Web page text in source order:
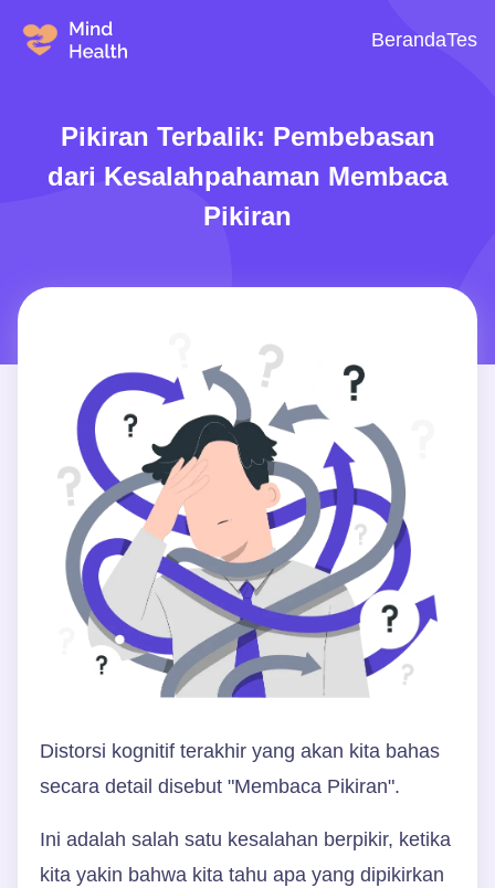
BerandaTes
Pikiran Terbalik: Pembebasan
dari Kesalahpahaman Membaca
Pikiran
Distorsi kognitif terakhir yang akan kita bahas
secara detail disebut "Membaca Pikiran".
Ini adalah salah satu kesalahan berpikir, ketika
kita yakin bahwa kita tahu apa yang dipikirkan